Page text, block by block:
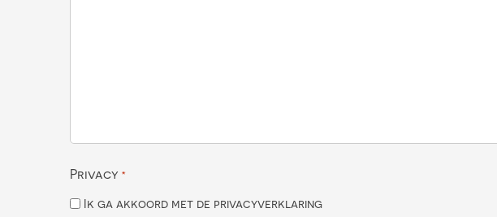
Privacy *
Ik ga akkoord met de privacyverklaring